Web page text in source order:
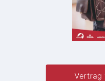
Vertrag